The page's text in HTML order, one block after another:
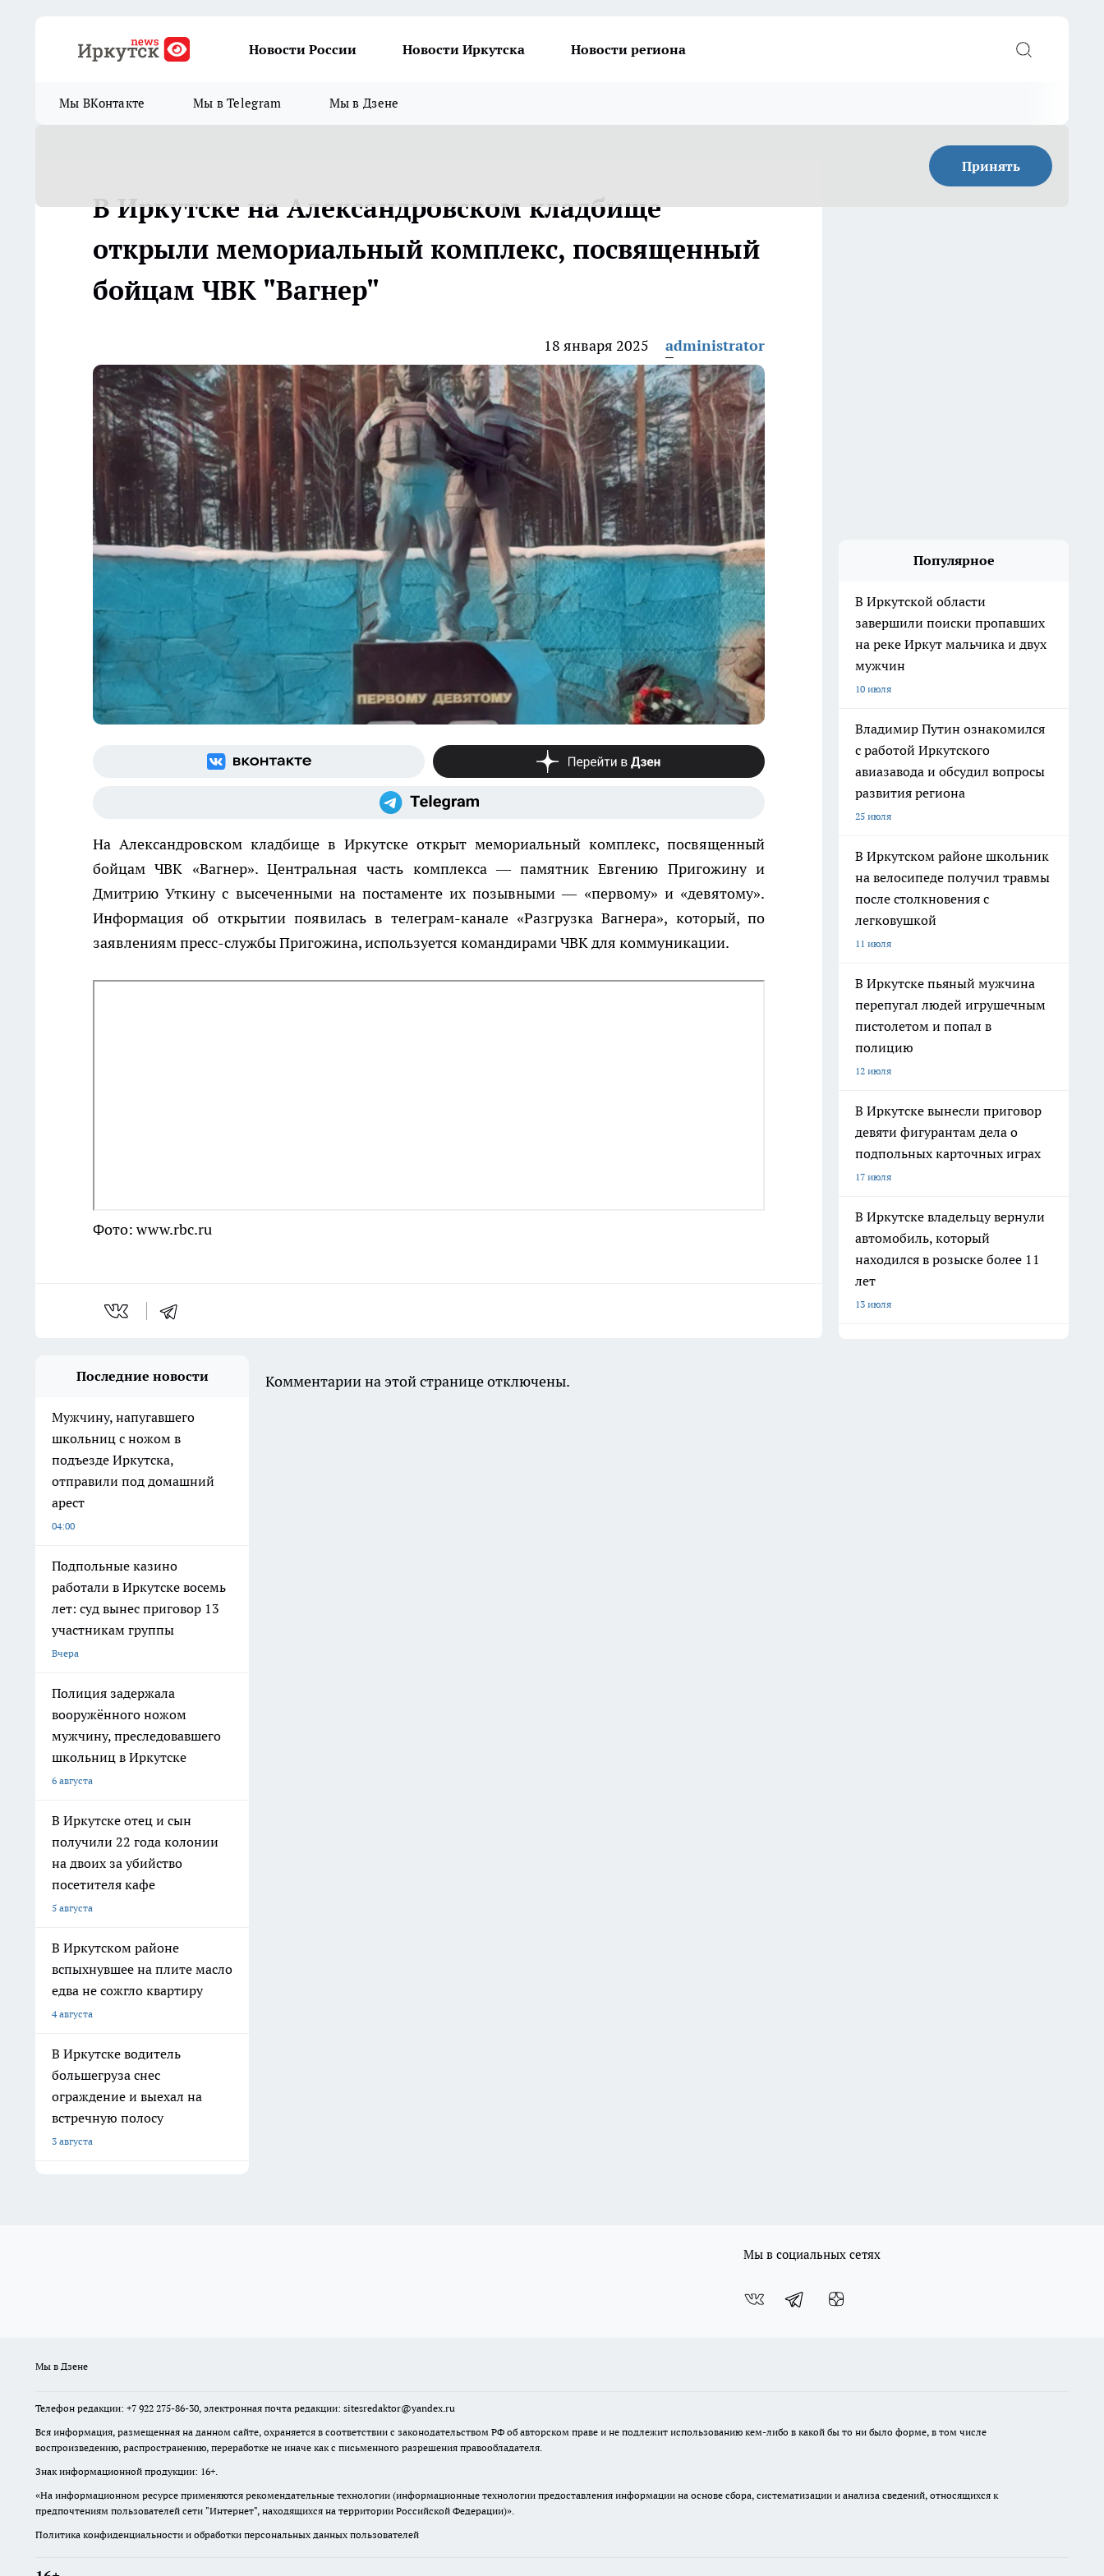
Новости России Новости Иркутска Новости региона
Мы ВКонтакте Мы в Telegram Мы в Дзене
Принять
В Иркутске на Александровском кладбище
открыли мемориальный комплекс, посвященный
бойцам ЧВК "Вагнер"
18 января 2025 administrator
На Александровском кладбище в Иркутске открыт мемориальный комплекс, посвященный
бойцам ЧВК «Вагнер». Центральная часть комплекса — памятник Евгению Пригожину и
Дмитрию Уткину с высеченными на постаменте их позывными — «первому» и «девятому».
Информация об открытии появилась в телеграм-канале «Разгрузка Вагнера», который, по
заявлениям пресс-службы Пригожина, используется командирами ЧВК для коммуникации.
Фото: www.rbc.ru
Популярное
В Иркутской области
завершили поиски пропавших
на реке Иркут мальчика и двух
мужчин
10 июля
Владимир Путин ознакомился
с работой Иркутского
авиазавода и обсудил вопросы
развития региона
25 июля
В Иркутском районе школьник
на велосипеде получил травмы
после столкновения с
легковушкой
11 июля
В Иркутске пьяный мужчина
перепугал людей игрушечным
пистолетом и попал в
полицию
12 июля
В Иркутске вынесли приговор
девяти фигурантам дела о
подпольных карточных играх
17 июля
В Иркутске владельцу вернули
автомобиль, который
находился в розыске более 11
лет
13 июля
Последние новости
Мужчину, напугавшего
школьниц с ножом в
подъезде Иркутска,
отправили под домашний
арест
04:00
Подпольные казино
работали в Иркутске восемь
лет: суд вынес приговор 13
участникам группы
Вчера
Полиция задержала
вооружённого ножом
мужчину, преследовавшего
школьниц в Иркутске
6 августа
В Иркутске отец и сын
получили 22 года колонии
на двоих за убийство
посетителя кафе
5 августа
В Иркутском районе
вспыхнувшее на плите масло
едва не сожгло квартиру
4 августа
В Иркутске водитель
большегруза снес
ограждение и выехал на
встречную полосу
3 августа
Комментарии на этой странице отключены.
Мы в социальных сетях
Мы в Дзене
Телефон редакции: +7 922 275-86-30, электронная почта редакции: sitesredaktor@yandex.ru
Вся информация, размещенная на данном сайте, охраняется в соответствии с законодательством РФ об авторском праве и не подлежит использованию кем-либо в какой бы то ни было форме, в том числе
воспроизведению, распространению, переработке не иначе как с письменного разрешения правообладателя.
Знак информационной продукции: 16+.
«На информационном ресурсе применяются рекомендательные технологии (информационные технологии предоставления информации на основе сбора, систематизации и анализа сведений, относящихся к
предпочтениям пользователей сети "Интернет", находящихся на территории Российской Федерации)».
Политика конфиденциальности и обработки персональных данных пользователей